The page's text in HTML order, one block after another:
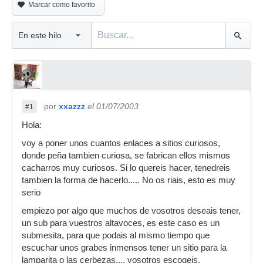
Marcar como favorito
#1 por xxazzz el 01/07/2003
Hola:
voy a poner unos cuantos enlaces a sitios curiosos,
donde peña tambien curiosa, se fabrican ellos mismos
cacharros muy curiosos. Si lo quereis hacer, tenedreis
tambien la forma de hacerlo..... No os riais, esto es muy
serio
empiezo por algo que muchos de vosotros deseais tener,
un sub para vuestros altavoces, es este caso es un
submesita, para que podais al mismo tiempo que
escuchar unos grabes inmensos tener un sitio para la
lamparita o las cerbezas.... vosotros escogeis.